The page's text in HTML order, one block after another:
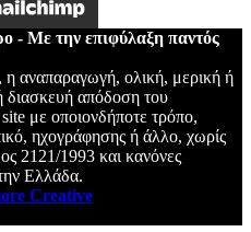
- Με την επιφύλαξη παντός
αναπαραγωγή, ολική, μερική ή
διασκευή απόδοση του
με οποιονδήποτε τρόπο,
ηχογράφησης ή άλλο, χωρίς
2121/1993 και κανόνες
Ελλάδα.
Creative